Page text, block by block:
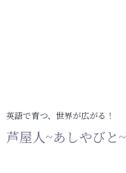
英語で育つ、世界が広がる！
芦屋人~あしやびと~